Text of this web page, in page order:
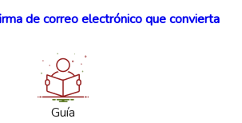
de correo electrónico que convierta
Guía